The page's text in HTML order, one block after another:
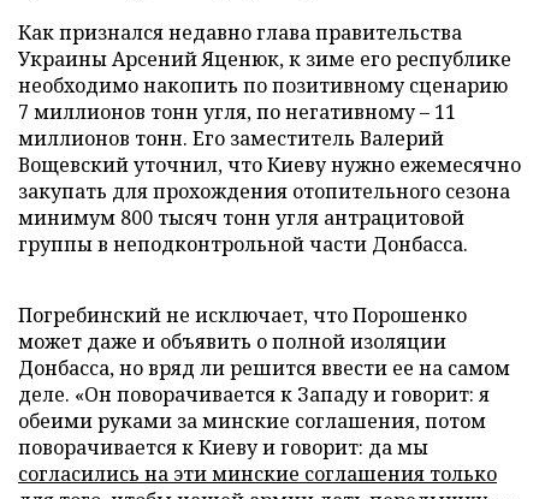
Как признался недавно глава правительства
Украины Арсений Яценюк, к зиме его республике
необходимо накопить по позитивному сценарию
7 миллионов тонн угля, по негативному – 11
миллионов тонн. Его заместитель Валерий
Вощевский уточнил, что Киеву нужно ежемесячно
закупать для прохождения отопительного сезона
минимум 800 тысяч тонн угля антрацитовой
группы в неподконтрольной части Донбасса.
Погребинский не исключает, что Порошенко
может даже и объявить о полной изоляции
Донбасса, но вряд ли решится ввести ее на самом
деле. «Он поворачивается к Западу и говорит: я
обеими руками за минские соглашения, потом
поворачивается к Киеву и говорит: да мы
согласились на эти минские соглашения только